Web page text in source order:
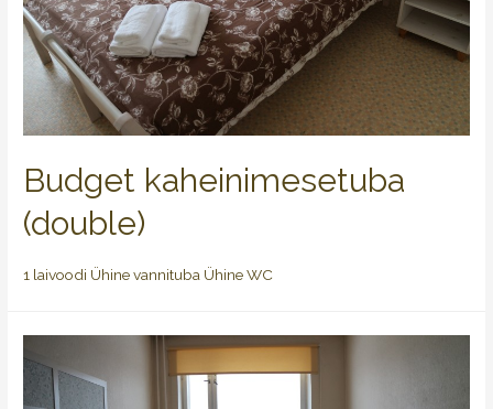
Budget kaheinimesetuba
(double)
1 laivoodi Ühine vannituba Ühine WC